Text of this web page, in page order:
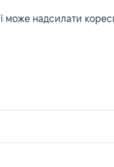
може надсилати